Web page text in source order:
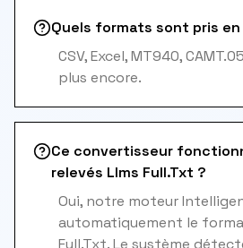
Quels formats sont pris
CSV, Excel, MT940,
plus encore.
Ce convertisseur
relevés Llms Full.Txt ?
Oui, notre moteur
automatiquement le
Full.Txt. Le système